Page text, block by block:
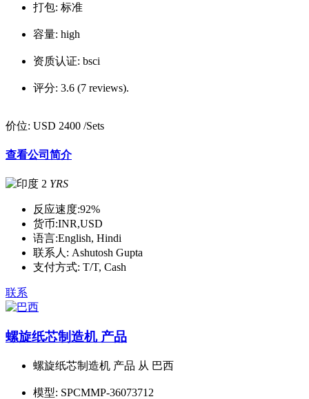
打包: 标准
容量: high
资质认证: bsci
评分: 3.6 (7 reviews).
价位: USD 2400 /Sets
查看公司简介
2 YRS
反应速度:92%
货币:INR,USD
语言:English, Hindi
联系人: Ashutosh Gupta
支付方式: T/T, Cash
联系
螺旋纸芯制造机 产品
螺旋纸芯制造机 产品 从 巴西
模型: SPCMMP-36073712